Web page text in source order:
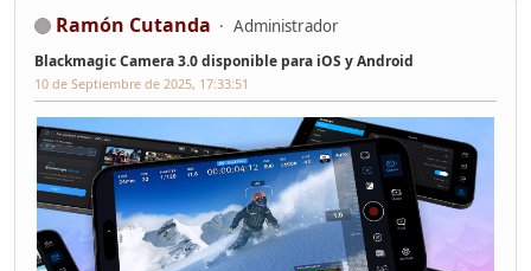
Ramón Cutanda Administrador
Blackmagic Camera 3.0 disponible para iOS y Android
10 de Septiembre de 2025, 17:33:51